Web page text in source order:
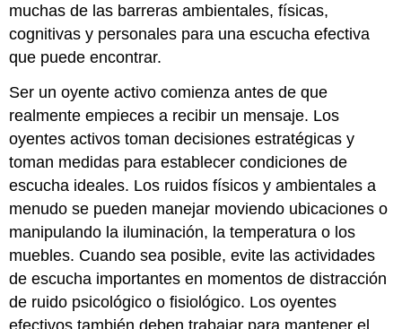
muchas de las barreras ambientales, físicas,
cognitivas y personales para una escucha efectiva
que puede encontrar.
Ser un oyente activo comienza antes de que
realmente empieces a recibir un mensaje. Los
oyentes activos toman decisiones estratégicas y
toman medidas para establecer condiciones de
escucha ideales. Los ruidos físicos y ambientales a
menudo se pueden manejar moviendo ubicaciones o
manipulando la iluminación, la temperatura o los
muebles. Cuando sea posible, evite las actividades
de escucha importantes en momentos de distracción
de ruido psicológico o fisiológico. Los oyentes
efectivos también deben trabajar para mantener el